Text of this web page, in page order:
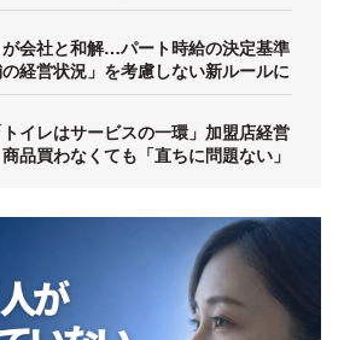
会社と和解…パート時給の決定基準
経営状況」を考慮しない新ルールに
イレはサービスの一環」加盟店経営
品買わなくても「直ちに問題ない」